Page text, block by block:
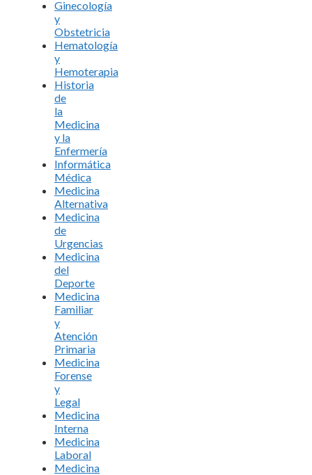
Ginecología
y
Obstetricia
Hematología
y
Hemoterapia
Historia
de
la
Medicina
y la
Enfermería
Informática
Médica
Medicina
Alternativa
Medicina
de
Urgencias
Medicina
del
Deporte
Medicina
Familiar
y
Atención
Primaria
Medicina
Forense
y
Legal
Medicina
Interna
Medicina
Laboral
Medicina